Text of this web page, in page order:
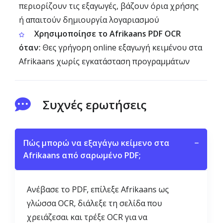
περιορίζουν τις εξαγωγές, βάζουν όρια χρήσης
ή απαιτούν δημιουργία λογαριασμού
Χρησιμοποίησε το Afrikaans PDF OCR
όταν: Θες γρήγορη online εξαγωγή κειμένου στα
Afrikaans χωρίς εγκατάσταση προγραμμάτων
Συχνές ερωτήσεις
Πώς μπορώ να εξαγάγω κείμενο στα
Afrikaans από σαρωμένο PDF;
−
Ανέβασε το PDF, επίλεξε Afrikaans ως
γλώσσα OCR, διάλεξε τη σελίδα που
χρειάζεσαι και τρέξε OCR για να